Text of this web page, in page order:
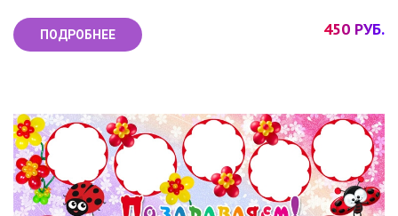
ПОДРОБНЕЕ 450 РУБ.